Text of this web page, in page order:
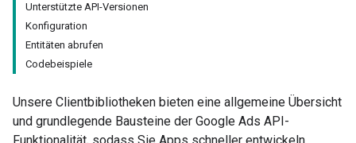
Unterstützte API-Versionen
Konfiguration
Entitäten abrufen
Codebeispiele
Unsere Clientbibliotheken bieten eine allgemeine Übersicht
und grundlegende Bausteine der Google Ads API-